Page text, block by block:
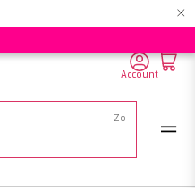
×
Account